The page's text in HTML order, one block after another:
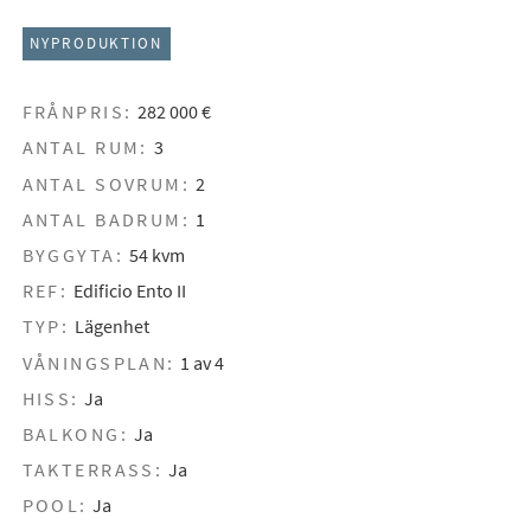
NYPRODUKTION
FRÅNPRIS: 282 000 €
ANTAL RUM: 3
ANTAL SOVRUM: 2
ANTAL BADRUM: 1
BYGGYTA: 54 kvm
REF: Edificio Ento II
TYP: Lägenhet
VÅNINGSPLAN: 1 av 4
HISS: Ja
BALKONG: Ja
TAKTERRASS: Ja
POOL: Ja